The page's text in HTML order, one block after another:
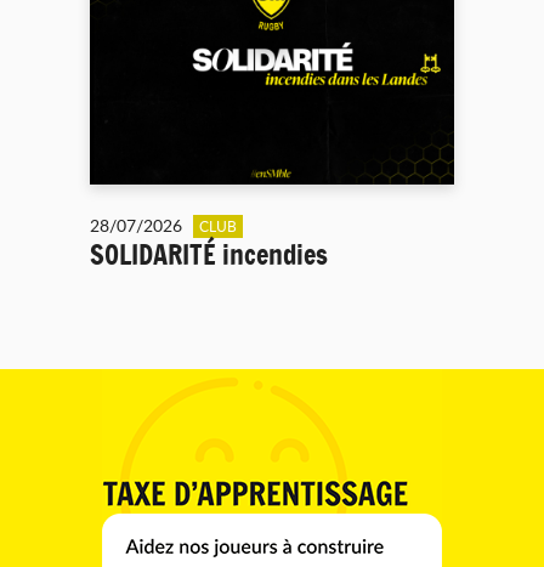
28/07/2026 CLUB
SOLIDARITÉ incendies